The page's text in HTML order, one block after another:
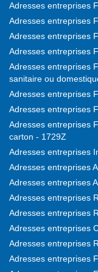
Adresses entreprises
Adresses entreprises
Adresses entreprises
Adresses entreprises
Adresses entreprises
sanitaire ou
Adresses entreprises
Adresses entreprises
Adresses entreprises
carton - 1729Z
Adresses entreprises
Adresses entreprises
Adresses entreprises
Adresses entreprises
Adresses entreprises
Adresses entreprises
Adresses entreprises
Adresses entreprises